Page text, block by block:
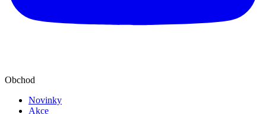
Obchod
Novinky
Akce